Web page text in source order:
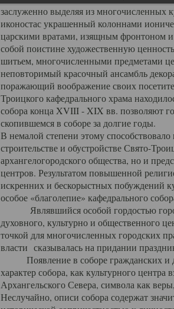
заслуженно выделяя из многочисленных
иконостас украшенный колоннами
царскими вратами, изящным фронтоном
собой поистине художественную
шитьем, многочисленными предметами
неповторимый красочный ансамбль
поражающий воображение своих
Троицкого кафедрального храма
собора конца XVIII - XIX вв. позволяют
скопившемся в соборе за долгие годы.
В немалой степени этому
строительстве и обустройстве Свято-
архангелогородского общества, но и
центров. Результатом повышенной
искренних и бескорыстных побуждений
особое «благолепие» кафедрального
Являвшийся особой гордостью
духовного, культурно и общественного
точкой для многочисленных городских
власти сказывалась на придании
Появление в соборе гражданских и
характер собора, как культурного
Архангельского Севера, символа как
Неслучайно, описи собора содержат